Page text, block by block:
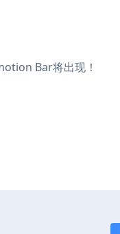
Bar将出现！